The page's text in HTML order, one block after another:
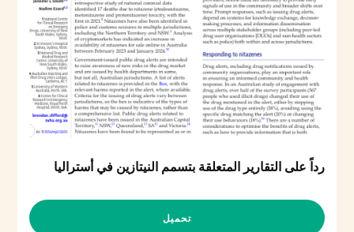
رداً على التقارير المتعلقة بتسمم النيتازين في أستراليا
تحميل